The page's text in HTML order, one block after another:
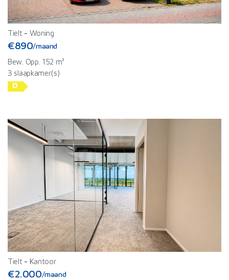
Tielt - Woning
€890/maand
Bew. Opp. 152 m²
3 slaapkamer(s)
D
Tielt - Kantoor
€2.000/maand